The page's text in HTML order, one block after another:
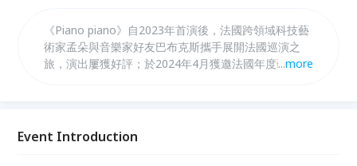
《Piano piano》自2023年首演後，法國跨領域科技藝
術家孟朵與音樂家好友巴布克斯攜手展開法國巡演之
旅，演出屢獲好評；於2024年4月獲邀法國年度藝術盛
數學、物理、電腦科學與雜耍表演交織在舞台上，開創
...more
Event Introduction